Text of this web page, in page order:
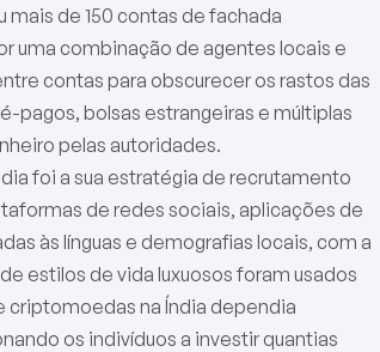
de 150 contas de fachada
uma combinação de agentes locais e
contas para obscurecer os rastos das
pagos, bolsas estrangeiras e múltiplas
pelas autoridades.
foi a sua estratégia de recrutamento
de redes sociais, aplicações de
às línguas e demografias locais, com a
estilos de vida luxuosos foram usados
criptomoedas na Índia dependia
os indivíduos a investir quantias